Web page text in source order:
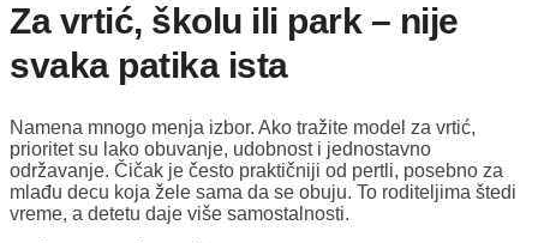
Za vrtić, školu ili park – nije
svaka patika ista
Namena mnogo menja izbor. Ako tražite model za vrtić,
prioritet su lako obuvanje, udobnost i jednostavno
održavanje. Čičak je često praktičniji od pertli, posebno za
mlađu decu koja žele sama da se obuju. To roditeljima štedi
vreme, a detetu daje više samostalnosti.